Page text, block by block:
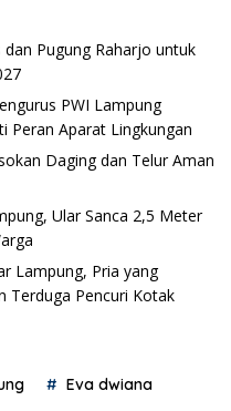
dan Pugung Raharjo untuk
PWI Lampung
Peran Aparat Lingkungan
Daging dan Telur Aman
Ular Sanca 2,5 Meter
Lampung, Pria yang
Terduga Pencuri Kotak
Eva dwiana